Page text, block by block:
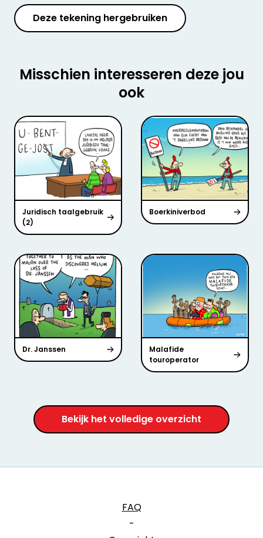
Deze tekening hergebruiken
Misschien interesseren deze jou
ook
Juridisch taalgebruik
(2)
Boerkiniverbod
Dr. Janssen
Malafide
touroperator
Bekijk het volledige overzicht
FAQ
-